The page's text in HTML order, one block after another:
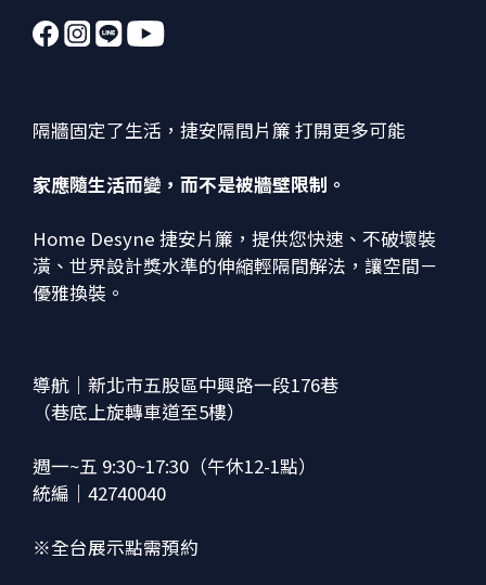
隔牆固定了生活，捷安隔間片簾 打開更多可能
家應隨生活而變，而不是被牆壁限制。
Home Desyne 捷安片簾，提供您快速、不破壞裝
潢、世界設計獎水準的伸縮輕隔間解法，讓空間－
優雅換裝。
導航｜新北市五股區中興路一段176巷
（巷底上旋轉車道至5樓）
週一~五 9:30~17:30（午休12-1點）
統編｜42740040
※全台展示點需預約